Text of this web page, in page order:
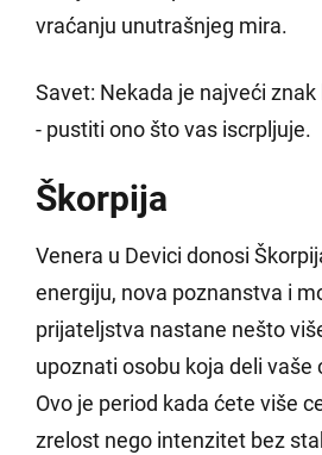
vraćanju unutrašnjeg mira.
Savet: Nekada je najveći
- pustiti ono što vas iscrpljuje.
Škorpija
Venera u Devici donosi
energiju, nova poznanstva i
prijateljstva nastane nešto
upoznati osobu koja deli vaše
Ovo je period kada ćete više
zrelost nego intenzitet bez